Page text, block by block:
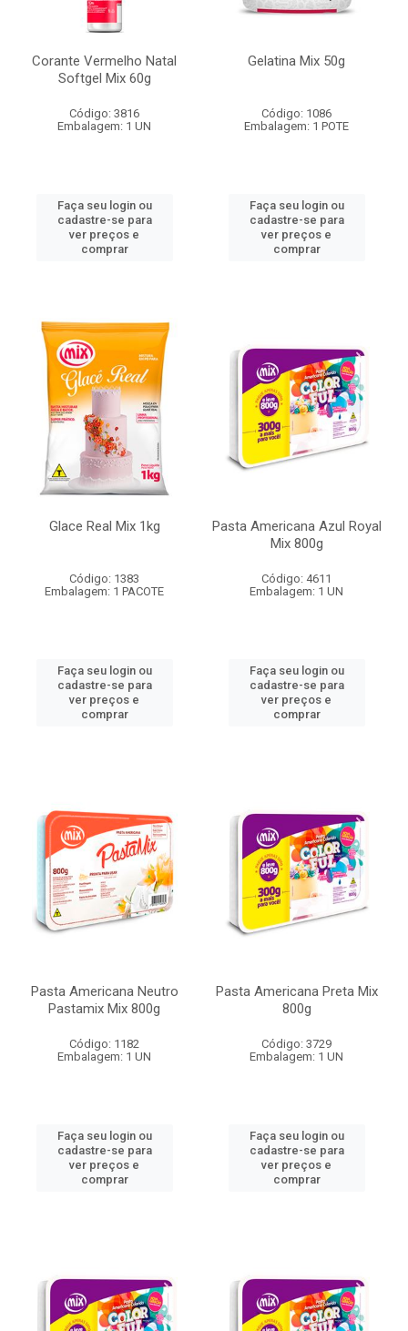
Corante Vermelho Natal
Softgel Mix 60g
Código: 3816
Embalagem: 1 UN
Faça seu login ou
cadastre-se para
ver preços e
comprar
Gelatina Mix 50g
Código: 1086
Embalagem: 1 POTE
Faça seu login ou
cadastre-se para
ver preços e
comprar
Glace Real Mix 1kg
Código: 1383
Embalagem: 1 PACOTE
Faça seu login ou
cadastre-se para
ver preços e
comprar
Pasta Americana Azul Royal
Mix 800g
Código: 4611
Embalagem: 1 UN
Faça seu login ou
cadastre-se para
ver preços e
comprar
Pasta Americana Neutro
Pastamix Mix 800g
Código: 1182
Embalagem: 1 UN
Faça seu login ou
cadastre-se para
ver preços e
comprar
Pasta Americana Preta Mix
800g
Código: 3729
Embalagem: 1 UN
Faça seu login ou
cadastre-se para
ver preços e
comprar